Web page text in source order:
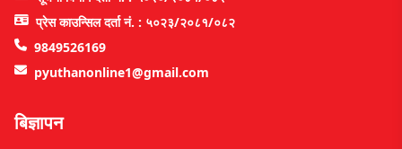
प्रेस काउन्सिल दर्ता नं. : ५०२३/२०८१/०८२
9849526169
pyuthanonline1@gmail.com
बिज्ञापन